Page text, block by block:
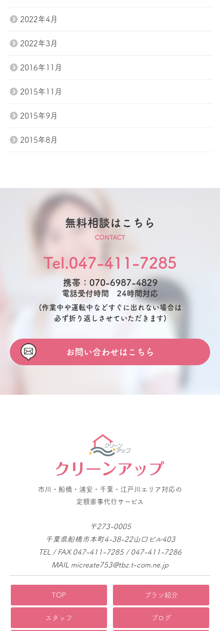
2022年4月
2022年3月
2016年11月
2015年11月
2015年9月
2015年8月
無料相談はこちら
CONTACT
Tel.047-411-7285
携帯：070-6987-4829
電話受付時間 24時間対応
(作業中や運転中などすぐに出れない場合は
必ず折り返しさせていただきます)
お問い合わせはこちら
市川・船橋・浦安・千葉・江戸川エリア対応の
定額家事代行サービス
〒273-0005
千葉県船橋市本町4-38-22山口ビル403
TEL / FAX 047-411-7285 / 047-411-7286
MAIL micreate753@tbz.t-com.ne.jp
TOP プラン紹介
スタッフ ブログ